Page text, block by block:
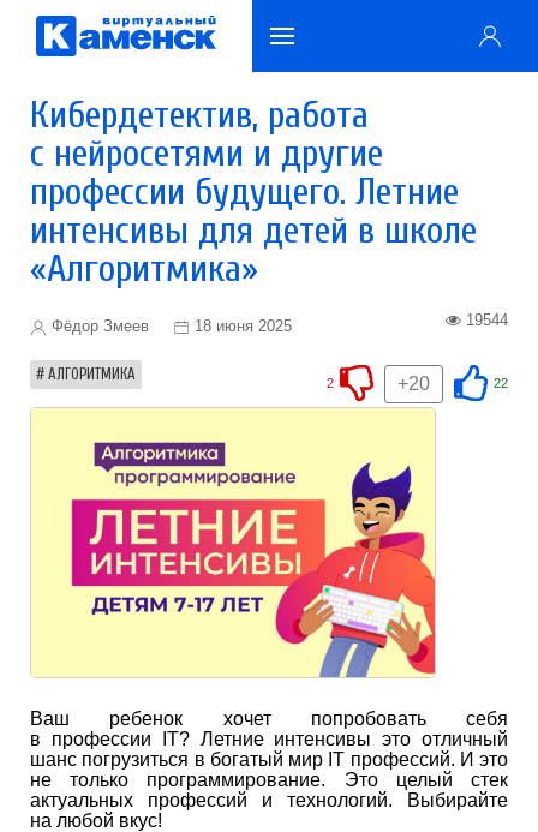
Кибердетектив, работа
с нейросетями и другие
профессии будущего. Летние
интенсивы для детей в школе
«Алгоритмика»
Фёдор Змеев 18 июня 2025 19544
АЛГОРИТМИКА 22
+20
2
Ваш ребенок хочет попробовать себя
в профессии IT? Летние интенсивы это отличный
шанс погрузиться в богатый мир IT профессий. И это
не только программирование. Это целый стек
актуальных профессий и технологий. Выбирайте
на любой вкус!